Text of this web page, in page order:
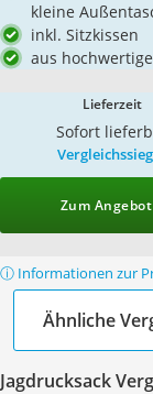
kleine
inkl. Sitzkissen
aus
Lieferzeit
Sofort
Zum
ⓘ Informationen zur
Ähnliche
Jagdrucksack